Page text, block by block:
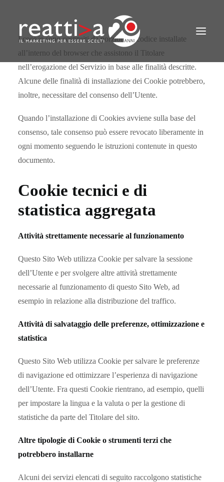
CHI SIAMO
AREE
METODO
CHI CI HA SCELTO
STRATEGIE
AZIONI PRATICHE
CONTATTI
I cookie sono costituiti da porzioni di codice installate
all’interno del browser che assistono il Titolare
nell’erogazione del Servizio in base alle finalità descritte.
Alcune delle finalità di installazione dei Cookie potrebbero,
inoltre, necessitare del consenso dell’Utente.
Quando l’installazione di Cookies avviene sulla base del
consenso, tale consenso può essere revocato liberamente in
ogni momento seguendo le istruzioni contenute in questo
documento.
Cookie tecnici e di
statistica aggregata
Attività strettamente necessarie al funzionamento
Questo Sito Web utilizza Cookie per salvare la sessione
dell’Utente e per svolgere altre attività strettamente
necessarie al funzionamento di questo Sito Web, ad
esempio in relazione alla distribuzione del traffico.
Attività di salvataggio delle preferenze, ottimizzazione e
statistica
Questo Sito Web utilizza Cookie per salvare le preferenze
di navigazione ed ottimizzare l’esperienza di navigazione
dell’Utente. Fra questi Cookie rientrano, ad esempio, quelli
per impostare la lingua e la valuta o per la gestione di
statistiche da parte del Titolare del sito.
Altre tipologie di Cookie o strumenti terzi che
potrebbero installarne
Alcuni dei servizi elencati di seguito raccolgono statistiche